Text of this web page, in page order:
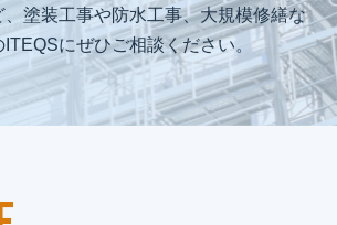
塗装工事や防水工事、大規模修繕な
にぜひご相談ください。